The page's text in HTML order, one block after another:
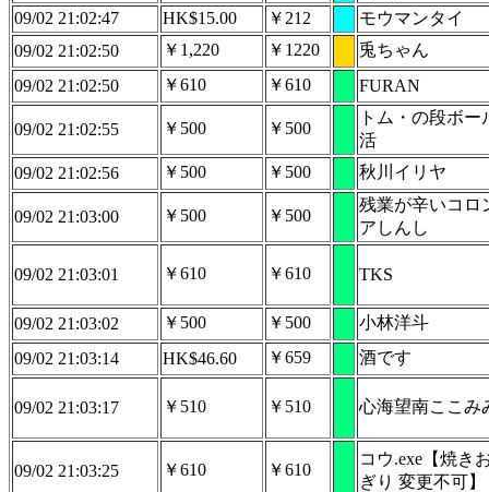
09/02 21:02:47
HK$15.00 ￥212
モウマンタイ
09/02 21:02:50
￥1,220 ￥1220
兎ちゃん
09/02 21:02:50
￥610 ￥610 FURAN
09/02 21:02:55 ￥500 ￥500
トム・の段ボー
活
09/02 21:02:56
￥500 ￥500 秋川イリヤ
09/02 21:03:00 ￥500 ￥500
残業が辛いコロ
アしんし
09/02 21:03:01 ￥610 ￥610 TKS
09/02 21:03:02 ￥500 ￥500
小林洋斗
09/02 21:03:14
HK$46.60 ￥659 酒です
09/02 21:03:17 ￥510 ￥510 心海望南ここみ
09/02 21:03:25 ￥610 ￥610
コウ.exe【焼き
ぎり 変更不可】